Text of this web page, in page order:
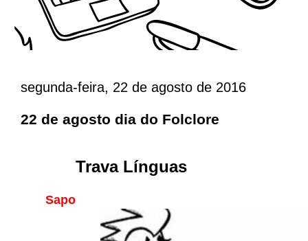
segunda-feira, 22 de agosto de 2016
22 de agosto dia do Folclore
Sapo
Trava Línguas